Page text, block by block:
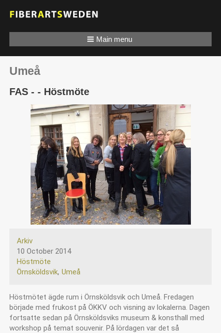
Main menu
Umeå
FAS - - Höstmöte
Arkiv
10 October 2014
Höstmöte
Örnsköldsvik Umeå
Höstmötet ägde rum i Örnsköldsvik och Umeå. Fredagen
började med frukost på ÖKKV och visning av lokalerna. Dagen
fortsatte sedan på Örnsköldsviks museum & konsthall med
workshop på temat souvenir. På lördagen var det så